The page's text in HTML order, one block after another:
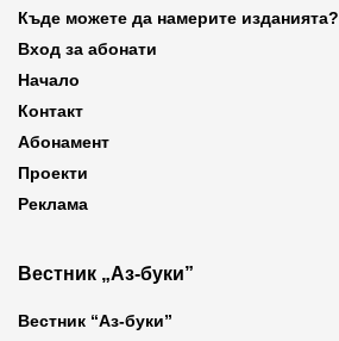
Къде можете да намерите изданията?
Вход за абонати
Начало
Контакт
Абонамент
Проекти
Реклама
Вестник „Аз-буки”
Вестник “Аз-буки”